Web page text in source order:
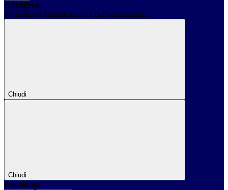
Attendere...
Attendere il completamento dell'operazione...
Chiudi
Chiudi
Conferma